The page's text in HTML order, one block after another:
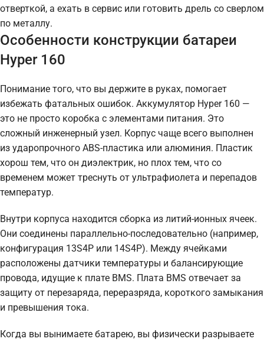
отверткой, а ехать в сервис или готовить дрель со сверлом
по металлу.
Особенности конструкции батареи
Hyper 160
Понимание того, что вы держите в руках, помогает
избежать фатальных ошибок. Аккумулятор Hyper 160 —
это не просто коробка с элементами питания. Это
сложный инженерный узел. Корпус чаще всего выполнен
из ударопрочного ABS-пластика или алюминия. Пластик
хорош тем, что он диэлектрик, но плох тем, что со
временем может треснуть от ультрафиолета и перепадов
температур.
Внутри корпуса находится сборка из литий-ионных ячеек.
Они соединены параллельно-последовательно (например,
конфигурация 13S4P или 14S4P). Между ячейками
расположены датчики температуры и балансирующие
провода, идущие к плате BMS. Плата BMS отвечает за
защиту от перезаряда, переразряда, короткого замыкания
и превышения тока.
Когда вы вынимаете батарею, вы физически разрываете